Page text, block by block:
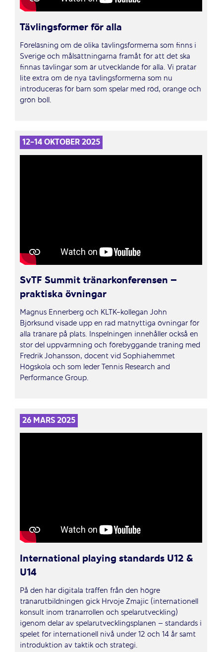
Tävlingsformer för alla
Föreläsning om de olika tävlingsformerna som finns i
Sverige och målsättningarna framåt för att det ska
finnas tävlingar som är utvecklande för alla. Vi pratar
lite extra om de nya tävlingsformerna som nu
introduceras för barn som spelar med röd, orange och
grön boll.
12-14 OKTOBER 2025
SvTF Summit tränarkonferensen –
praktiska övningar
Magnus Ennerberg och KLTK-kollegan John
Björksund visade upp en rad matnyttiga övningar för
alla tränare på plats. Inspelningen innehåller också en
stor del uppvärmning och förebyggande träning med
Fredrik Johansson, docent vid Sophiahemmet
Högskola och som leder Tennis Research and
Performance Group.
26 MARS 2025
International playing standards U12 &
U14
På den här digitala träffen från den högre
tränarutbildningen gick Hrvoje Zmajic (internationell
konsult inom tränarrollen och spelarutveckling)
igenom delar av spelarutvecklingsplanen – standards i
spelet för internationell nivå under 12 och 14 år samt
introduktion av taktik och strategi.